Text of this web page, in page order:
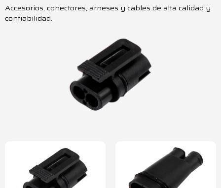
Contacto
Accesorios, conectores, arneses y cables de alta calidad y
confiabilidad.